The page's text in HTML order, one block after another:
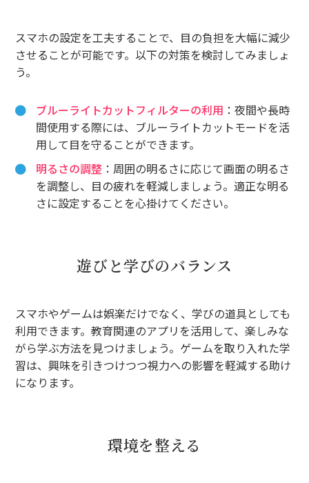
スマホの設定を工夫することで、目の負担を大幅に減少
させることが可能です。以下の対策を検討してみましょ
う。
ブルーライトカットフィルターの利用 ：夜間や長時
間使用する際には、ブルーライトカットモードを活
用して目を守ることができます。
明るさの調整 ：周囲の明るさに応じて画面の明るさ
を調整し、目の疲れを軽減しましょう。適正な明る
さに設定することを心掛けてください。
遊びと学びのバランス
スマホやゲームは娯楽だけでなく、学びの道具としても
利用できます。教育関連のアプリを活用して、楽しみな
がら学ぶ方法を見つけましょう。ゲームを取り入れた学
習は、興味を引きつけつつ視力への影響を軽減する助け
になります。
環境を整える